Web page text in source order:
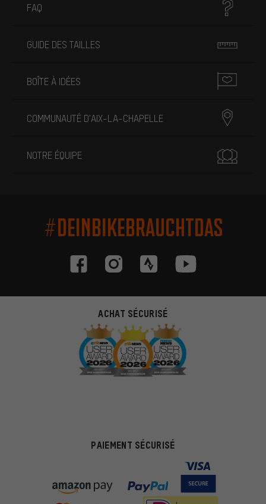
FAQ
GUIDE DES TAILLES
BOÎTE À IDÉES
COMMUNAUTÉ D'AIX-LA-CHAPELLE
NOTRE ÉQUIPE
#DEINBIKEBRAUCHTDAS
ACHAT SÉCURISÉ
PAIEMENT SÉCURISÉ